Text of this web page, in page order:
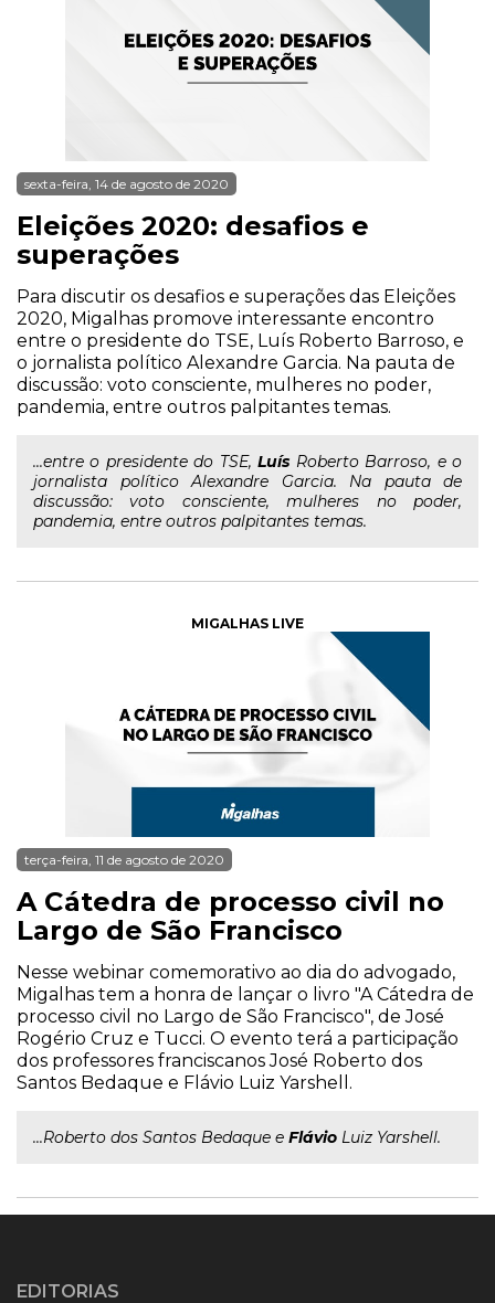
sexta-feira, 14 de agosto de 2020
Eleições 2020: desafios e
superações
Para discutir os desafios e superações das Eleições
2020, Migalhas promove interessante encontro
entre o presidente do TSE, Luís Roberto Barroso, e
o jornalista político Alexandre Garcia. Na pauta de
discussão: voto consciente, mulheres no poder,
pandemia, entre outros palpitantes temas.
...entre o presidente do TSE,Luís Roberto Barroso, e o
jornalista político Alexandre Garcia. Na pauta de
discussão: voto consciente, mulheres no poder,
pandemia, entre outros palpitantes temas.
MIGALHAS LIVE
terça-feira, 11 de agosto de 2020
A Cátedra de processo civil no
Largo de São Francisco
Nesse webinar comemorativo ao dia do advogado,
Migalhas tem a honra de lançar o livro "A Cátedra de
processo civil no Largo de São Francisco", de José
Rogério Cruz e Tucci. O evento terá a participação
dos professores franciscanos José Roberto dos
Santos Bedaque e Flávio Luiz Yarshell.
...Roberto dos Santos Bedaque e Flávio Luiz Yarshell.
EDITORIAS